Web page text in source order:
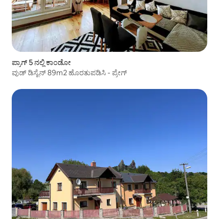
ಪ್ರಾಗ್ 5 ನಲ್ಲಿ ಕಾಂಡೋ
ವುಡ್ ಡಿಸೈನ್ 89m2 ಹೊರತುಪಡಿಸಿ - ಪ್ರೇಗ್